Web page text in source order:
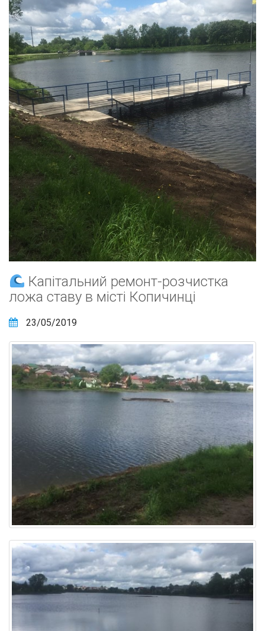
Капітальний ремонт-розчистка
ложа ставу в місті Копичинці
23/05/2019